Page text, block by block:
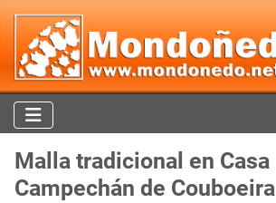
Malla tradicional en Casa
Campechán de Couboeira